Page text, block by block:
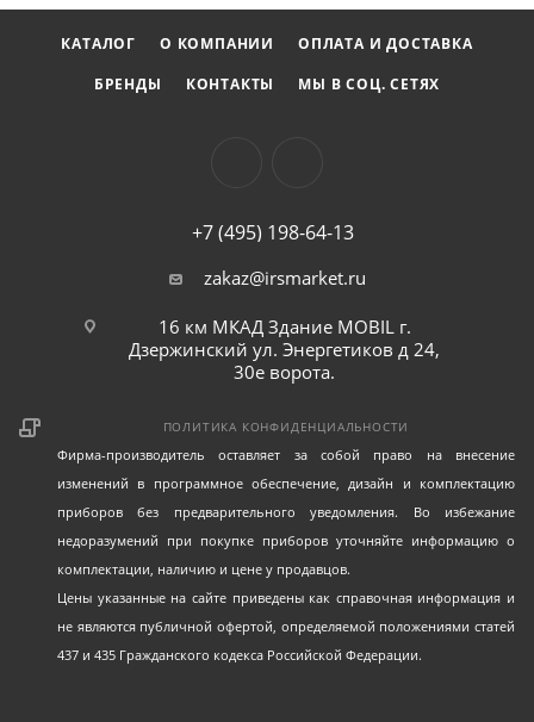
коррозии.
КАТАЛОГ О КОМПАНИИ
ОПЛАТА И ДОСТАВКА
БРЕНДЫ
КОНТАКТЫ МЫ В СОЦ. СЕТЯХ
+7 (495) 198-64-13
zakaz@irsmarket.ru
16 км МКАД Здание MOBIL г.
Дзержинский ул. Энергетиков д 24,
30е ворота.
ПОЛИТИКА КОНФИДЕНЦИАЛЬНОСТИ
Фирма-производитель оставляет за собой право на внесение
изменений в программное обеспечение, дизайн и комплектацию
приборов без предварительного уведомления. Во избежание
недоразумений при покупке приборов уточняйте информацию о
комплектации, наличию и цене у продавцов.
Цены указанные на сайте приведены как справочная информация и
не являются публичной офертой, определяемой положениями статей
437 и 435 Гражданского кодекса Российской Федерации.